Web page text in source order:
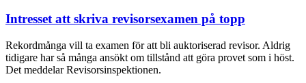
Intresset att skriva revisorsexamen på topp
Rekordmånga vill ta examen för att bli auktoriserad revisor. Aldrig
tidigare har så många ansökt om tillstånd att göra provet som i höst.
Det meddelar Revisorsinspektionen.